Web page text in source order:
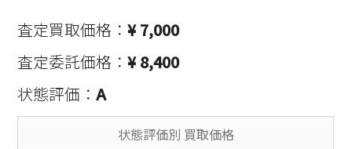
査定買取価格：¥ 7,000
査定委託価格：¥ 8,400
状態評価：A
状態評価別 買取価格